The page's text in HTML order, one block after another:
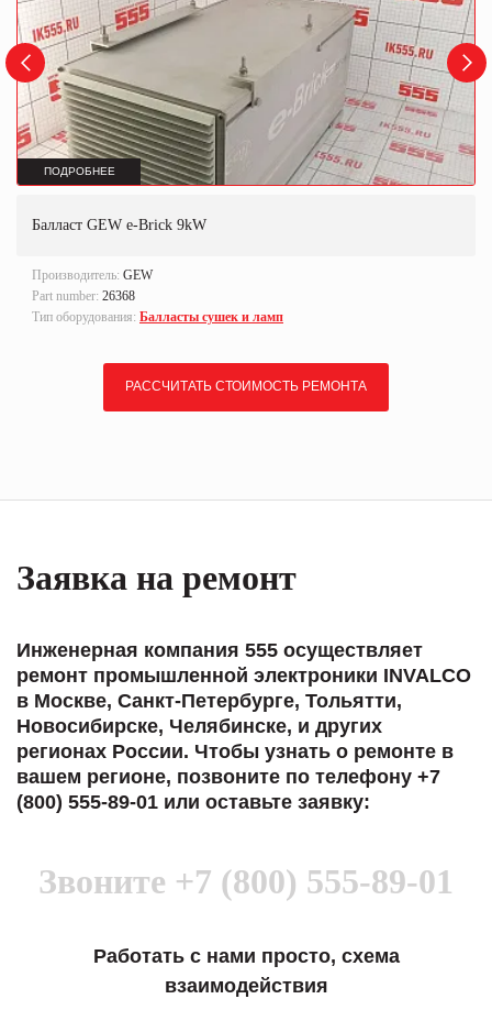
ПОДРОБНЕЕ
Балласт GEW e-Brick 9kW
Производитель: GEW
Part number: 26368
Тип оборудования: Балласты сушек и ламп
РАССЧИТАТЬ СТОИМОСТЬ РЕМОНТА
Заявка на ремонт
Инженерная компания 555 осуществляет
ремонт промышленной электроники INVALCO
в Москве, Санкт-Петербурге, Тольятти,
Новосибирске, Челябинске, и других
регионах России. Чтобы узнать о ремонте в
вашем регионе, позвоните по телефону +7
(800) 555-89-01 или оставьте заявку:
Звоните +7 (800) 555-89-01
Работать с нами просто, схема
взаимодействия